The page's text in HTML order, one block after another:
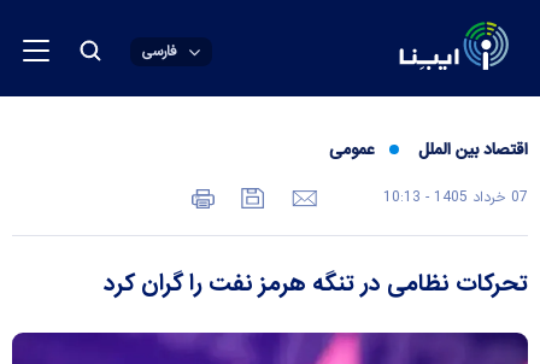
فارسی
اقتصاد بین الملل عمومی
07 خرداد 1405 - 10:13
تحرکات نظامی در تنگه هرمز نفت را گران کرد